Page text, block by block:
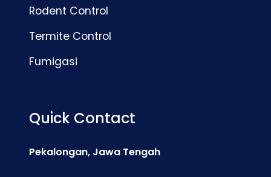
Rodent Control
Termite Control
Fumigasi
Quick Contact
Pekalongan, Jawa Tengah